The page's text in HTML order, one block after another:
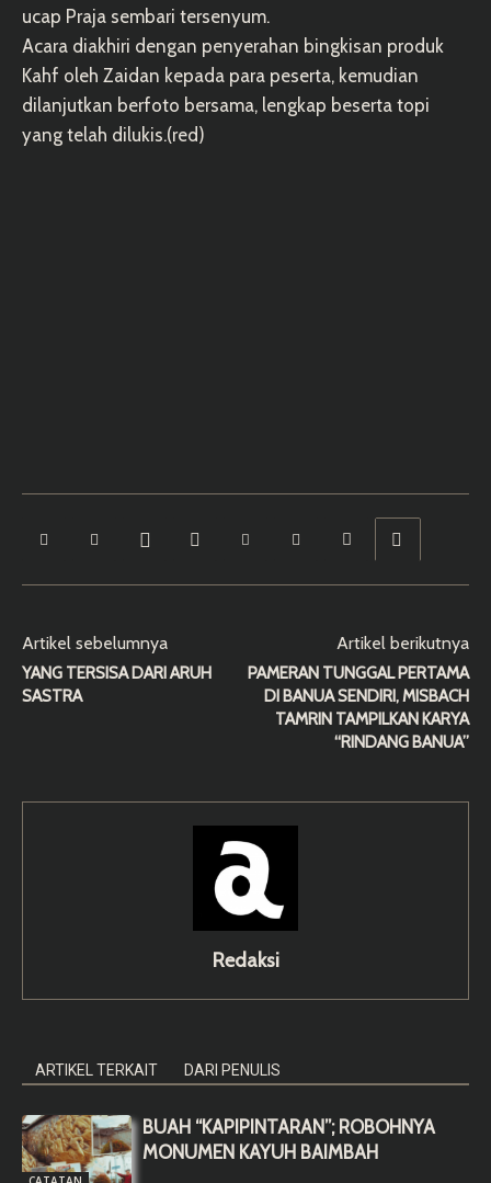
ucap Praja sembari tersenyum.
Acara diakhiri dengan penyerahan bingkisan produk
Kahf oleh Zaidan kepada para peserta, kemudian
dilanjutkan berfoto bersama, lengkap beserta topi
yang telah dilukis.(red)
Artikel sebelumnya
YANG TERSISA DARI ARUH
SASTRA
Artikel berikutnya
PAMERAN TUNGGAL PERTAMA
DI BANUA SENDIRI, MISBACH
TAMRIN TAMPILKAN KARYA
“RINDANG BANUA”
Redaksi
ARTIKEL TERKAIT DARI PENULIS
BUAH “KAPIPINTARAN”; ROBOHNYA
MONUMEN KAYUH BAIMBAH